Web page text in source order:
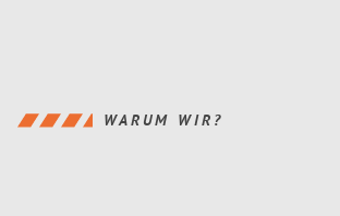
WARUM WIR?